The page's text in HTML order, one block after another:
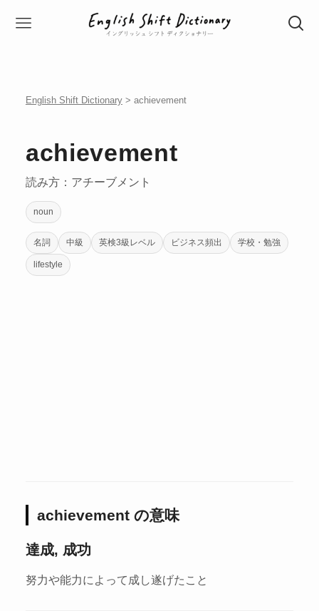
English Shift Dictionary> achievement
achievement
読み方：アチーブメント
noun
名詞 中級 英検3級レベル ビジネス頻出 学校・勉強
lifestyle
achievement の意味
達成, 成功
努力や能力によって成し遂げたこと